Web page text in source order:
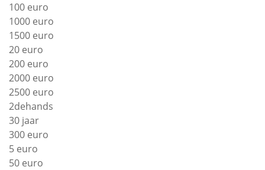
100 euro
1000 euro
1500 euro
20 euro
200 euro
2000 euro
2500 euro
2dehands
30 jaar
300 euro
5 euro
50 euro